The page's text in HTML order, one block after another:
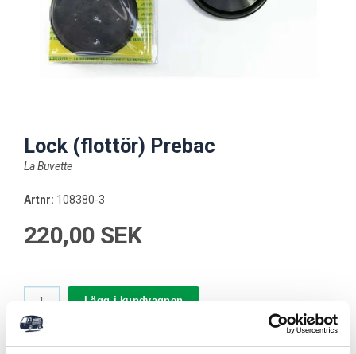
Lock (flottör) Prebac
La Buvette
Artnr: 108380-3
220,00 SEK
Lägg i kundvagnen